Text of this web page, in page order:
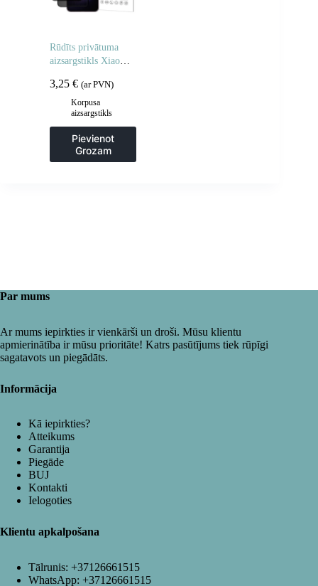
Rūdīts privātuma
aizsargstikls Xiaomi
Note 14 4G
privātuma
aizsardzībai – 2 gab.
3,25 € (ar PVN)
Korpusa
aizsargstikls
Pievienot
Grozam
Par mums
Ar mums iepirkties ir vienkārši un droši. Mūsu klientu
apmierinātība ir mūsu prioritāte! Katrs pasūtījums tiek rūpīgi
sagatavots un piegādāts.
Informācija
Kā iepirkties?
Atteikums
Garantija
Piegāde
BUJ
Kontakti
Ielogoties
Klientu apkalpošana
Tālrunis: +37126661515
WhatsApp: +37126661515